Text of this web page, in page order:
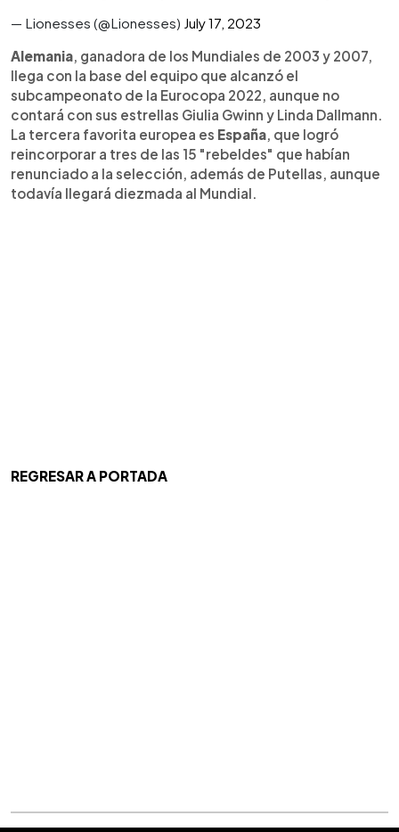
— Lionesses (@Lionesses) July 17, 2023
Alemania , ganadora de los Mundiales de 2003 y 2007,
llega con la base del equipo que alcanzó el
subcampeonato de la Eurocopa 2022, aunque no
contará con sus estrellas Giulia Gwinn y Linda Dallmann.
La tercera favorita europea es España , que logró
reincorporar a tres de las 15 "rebeldes" que habían
renunciado a la selección, además de Putellas, aunque
todavía llegará diezmada al Mundial.
REGRESAR A PORTADA